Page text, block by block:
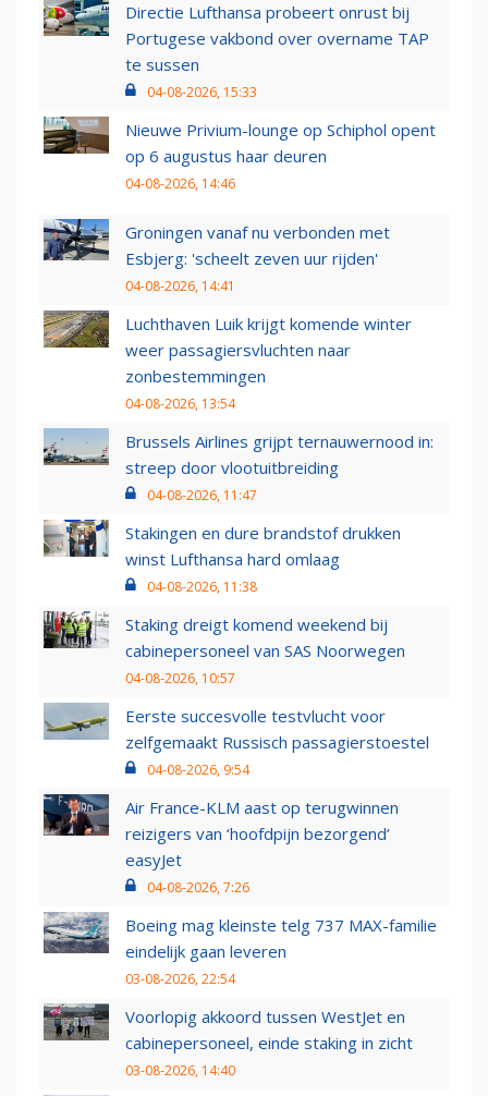
Directie Lufthansa probeert onrust bij
Portugese vakbond over overname TAP
te sussen
04-08-2026, 15:33
Nieuwe Privium-lounge op Schiphol opent
op 6 augustus haar deuren
04-08-2026, 14:46
Groningen vanaf nu verbonden met
Esbjerg: 'scheelt zeven uur rijden'
04-08-2026, 14:41
Luchthaven Luik krijgt komende winter
weer passagiersvluchten naar
zonbestemmingen
04-08-2026, 13:54
Brussels Airlines grijpt ternauwernood in:
streep door vlootuitbreiding
04-08-2026, 11:47
Stakingen en dure brandstof drukken
winst Lufthansa hard omlaag
04-08-2026, 11:38
Staking dreigt komend weekend bij
cabinepersoneel van SAS Noorwegen
04-08-2026, 10:57
Eerste succesvolle testvlucht voor
zelfgemaakt Russisch passagierstoestel
04-08-2026, 9:54
Air France-KLM aast op terugwinnen
reizigers van ‘hoofdpijn bezorgend’
easyJet
04-08-2026, 7:26
Boeing mag kleinste telg 737 MAX-familie
eindelijk gaan leveren
03-08-2026, 22:54
Voorlopig akkoord tussen WestJet en
cabinepersoneel, einde staking in zicht
03-08-2026, 14:40